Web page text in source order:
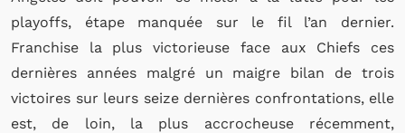
playoffs, étape manquée sur le fil l’an dernier.
Franchise la plus victorieuse face aux Chiefs ces
dernières années malgré un maigre bilan de trois
victoires sur leurs seize dernières confrontations, elle
est, de loin, la plus accrocheuse récemment,